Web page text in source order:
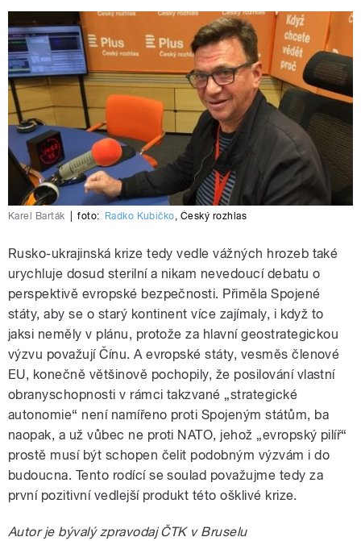
Karel Barták foto: Radko Kubičko, Český rozhlas
Rusko-ukrajinská krize tedy vedle vážných hrozeb také
urychluje dosud sterilní a nikam nevedoucí debatu o
perspektivě evropské bezpečnosti. Přiměla Spojené
státy, aby se o starý kontinent více zajímaly, i když to
jaksi neměly v plánu, protože za hlavní geostrategickou
výzvu považují Čínu. A evropské státy, vesměs členové
EU, konečně většinově pochopily, že posilování vlastní
obranyschopnosti v rámci takzvané „strategické
autonomie“ není namířeno proti Spojeným státům, ba
naopak, a už vůbec ne proti NATO, jehož „evropský pilíř“
prostě musí být schopen čelit podobným výzvám i do
budoucna. Tento rodící se soulad považujme tedy za
první pozitivní vedlejší produkt této ošklivé krize.
Autor je bývalý zpravodaj ČTK v Bruselu